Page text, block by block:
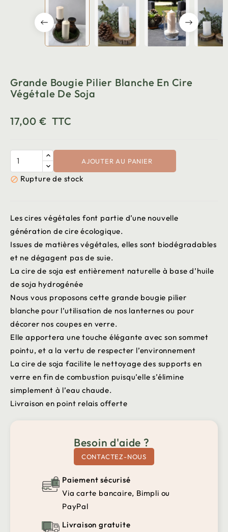
Grande Bougie Pilier Blanche En Cire
Végétale De Soja
17,00 € TTC
AJOUTER AU PANIER
 Rupture de stock
Les cires végétales font partie d’une nouvelle
génération de cire écologique.
Issues de matières végétales, elles sont biodégradables
et ne dégagent pas de suie.
La cire de soja est entièrement naturelle à base d’huile
de soja hydrogénée
Nous vous proposons cette grande bougie pilier
blanche pour l’utilisation de nos lanternes ou pour
décorer nos coupes en verre.
Elle apportera une touche élégante avec son sommet
pointu, et a la vertu de respecter l’environnement
La cire de soja facilite le nettoyage des supports en
verre en fin de combustion puisqu’elle s’élimine
simplement à l’eau chaude.
Livraison en point relais offerte
Besoin d'aide ?
CONTACTEZ-NOUS
Paiement sécurisé
Via carte bancaire, Bimpli ou
PayPal
Livraison gratuite